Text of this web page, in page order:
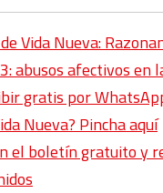
Vida Nueva:
abusos afectivos en
gratis por
Nueva? Pincha aquí
el boletín gratuito y